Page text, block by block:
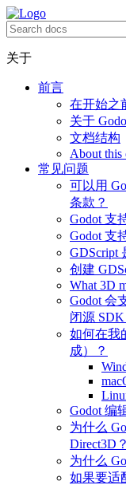
关于
前言
在开始之
关于
文档结构
About this
常见问题
可以用
条款？
Godot 支
Godot 支
GDScript
创建
What 3D
Godot 会
闭源
如何在我
成）？
Godot 编
为什么
Direct3D？
为什么
如果要适